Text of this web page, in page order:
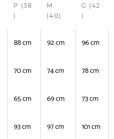
P (38
)
M
(40)
G (42
)
88 cm 92 cm 96 cm
70 cm 74 cm 78 cm
65 cm 69 cm 73 cm
93 cm 97 cm 101 cm